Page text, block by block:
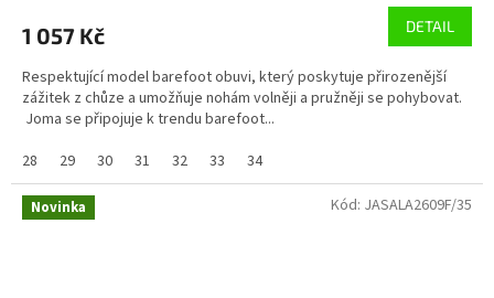
1 057 Kč DETAIL
Respektující model barefoot obuvi, který poskytuje přirozenější
zážitek z chůze a umožňuje nohám volněji a pružněji se pohybovat.
Joma se připojuje k trendu barefoot...
28
29 30 31 32 33 34
Novinka Kód: JASALA2609F/35